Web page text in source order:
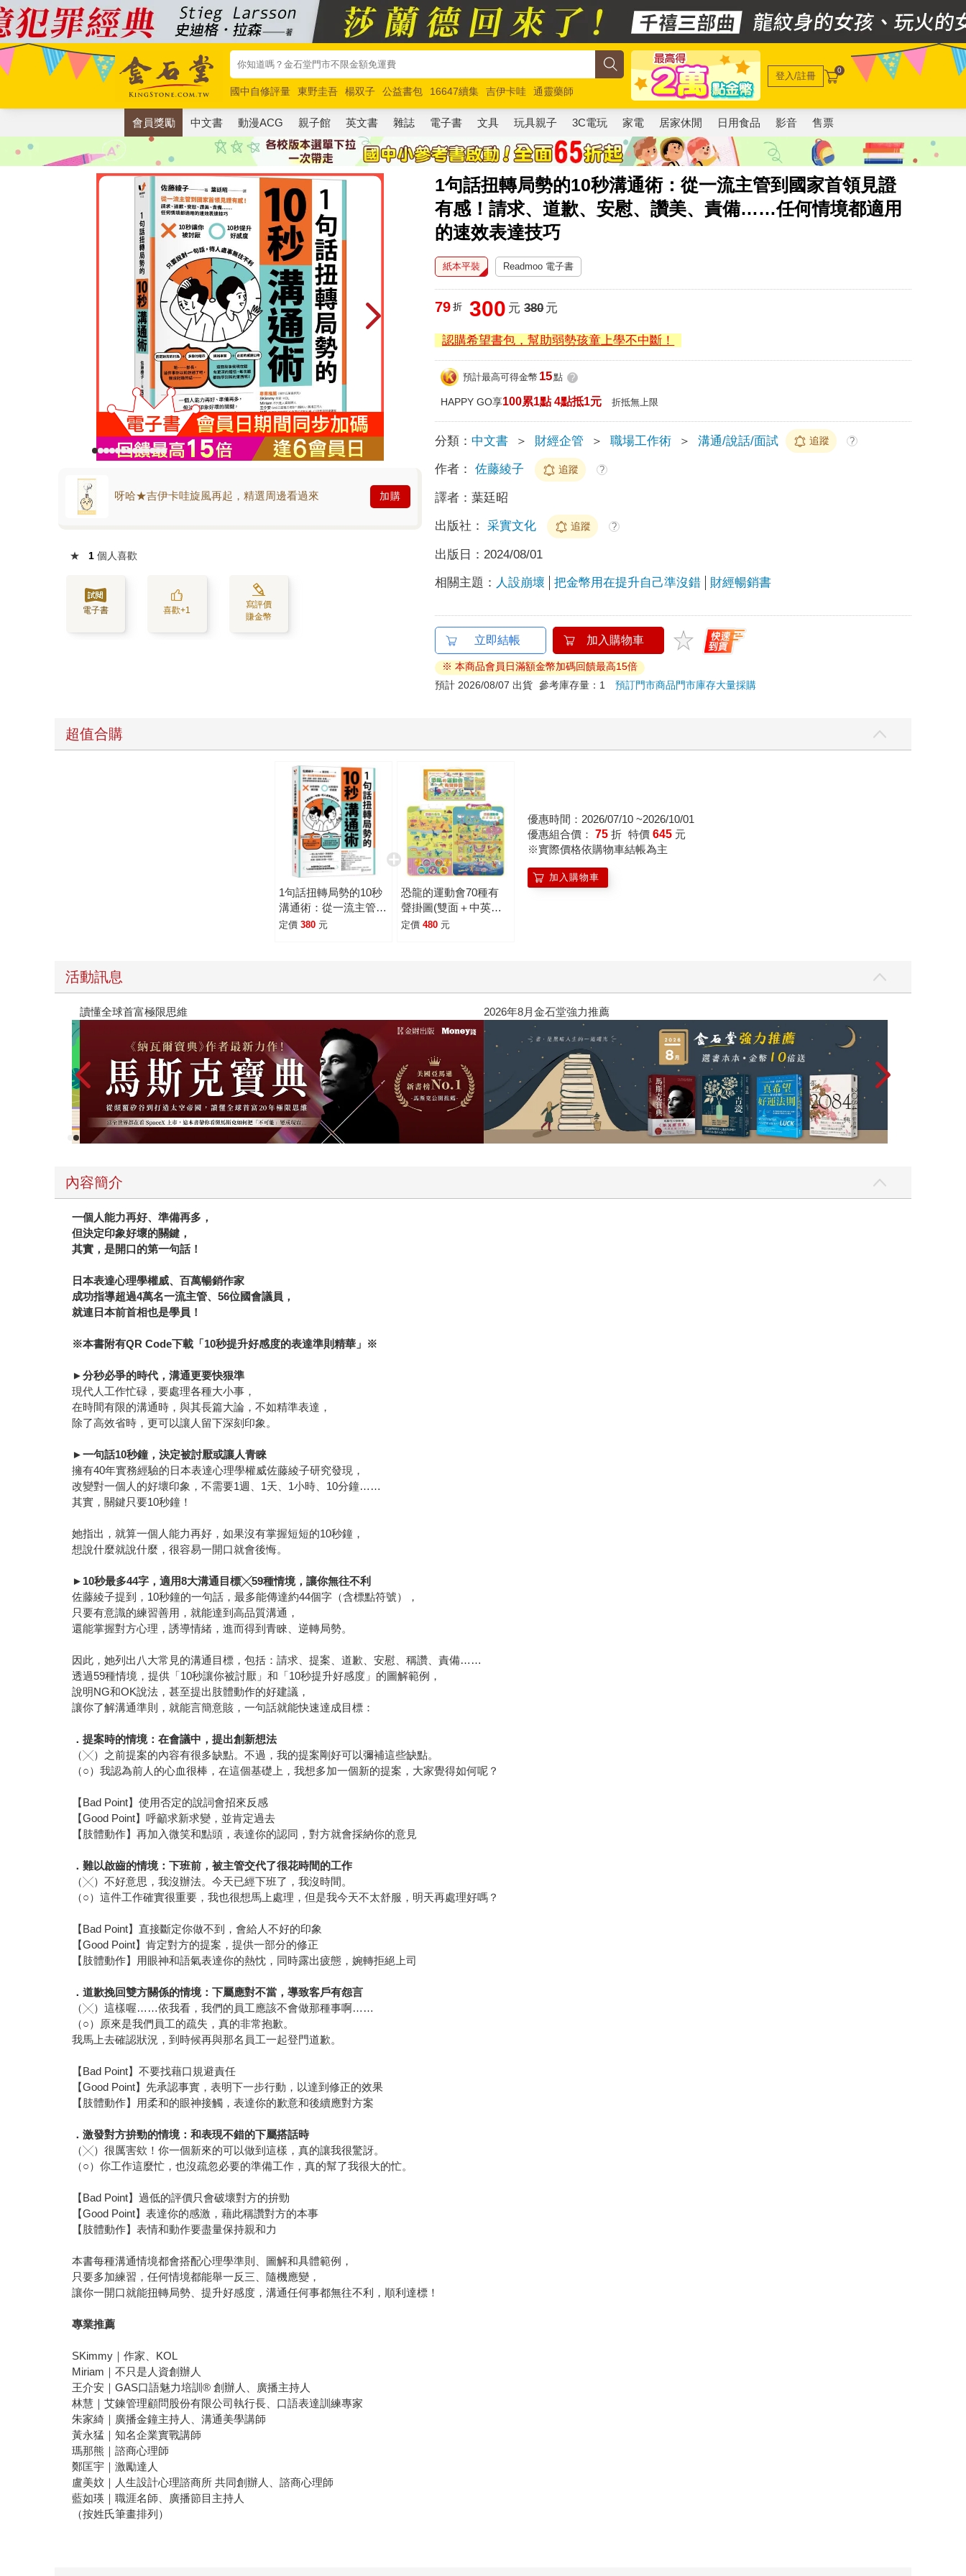
國中自修評量 東野圭吾 楊双子 公益書包 16647續集 吉伊卡哇
通靈藥師
唯紅花綻放
奧德賽 路邊攤新作 馬斯克 玩具總動員5 超慢跑
登入/註冊 0
會員獎勵 中文書 動漫ACG 親子館 英文書 雜誌 電子書 文具 玩具親子 3C電玩 家電 居家休閒 日用食品 影音 售票
1句話扭轉局勢的10秒溝通術：從一流主管到國家首領見證
有感！請求、道歉、安慰、讚美、責備……任何情境都適用
的速效表達技巧
呀哈★吉伊卡哇旋風再起，精選周邊看過來 加購
★ 1 個人喜歡
電子書 喜歡+1
寫評價
賺金幣
紙本平裝 Readmoo 電子書
79 折 300 元 380元
認購希望書包，幫助弱勢孩童上學不中斷！
預計最高可得金幣 15點 ?
HAPPY GO享100累1點 4點抵1元 折抵無上限
分類： 中文書 ＞ 財經企管 ＞ 職場工作術 ＞ 溝通/說話/面試 追蹤 ?
作者： 佐藤綾子 追蹤 ?
譯者：葉廷昭
出版社： 采實文化 追蹤 ?
出版日： 2024/08/01
相關主題： 人設崩壞 把金幣用在提升自己準沒錯 財經暢銷書
立即結帳 加入購物車
※ 本商品會員日滿額金幣加碼回饋最高15倍
預計 2026/08/07 出貨 參考庫存量：1預訂門市商品門市庫存大量採購
超值合購
1句話扭轉局勢的10秒
溝通術：從一流主管到
國家首領見證有感！請
定價 380 元
恐龍的運動會70種有
聲掛圖(雙面＋中英文
單字)(2合1)
定價 480 元
優惠時間：2026/07/10 ~2026/10/01
優惠組合價： 75 折 特價 645 元
※實際價格依購物車結帳為主
加入購物車
活動訊息
讀懂全球首富極限思維 2026年8月金石堂強力推薦
內容簡介
一個人能力再好、準備再多，
但決定印象好壞的關鍵，
其實，是開口的第一句話！
日本表達心理學權威、百萬暢銷作家
成功指導超過4萬名一流主管、56位國會議員，
就連日本前首相也是學員！
※本書附有QR Code下載「10秒提升好感度的表達準則精華」※
►分秒必爭的時代，溝通更要快狠準
現代人工作忙碌，要處理各種大小事，
在時間有限的溝通時，與其長篇大論，不如精準表達，
除了高效省時，更可以讓人留下深刻印象。
►一句話10秒鐘，決定被討厭或讓人青睞
擁有40年實務經驗的日本表達心理學權威佐藤綾子研究發現，
改變對一個人的好壞印象，不需要1週、1天、1小時、10分鐘……
其實，關鍵只要10秒鐘！
她指出，就算一個人能力再好，如果沒有掌握短短的10秒鐘，
想說什麼就說什麼，很容易一開口就會後悔。
► 10秒最多44字，適用8大溝通目標╳59種情境，讓你無往不利
佐藤綾子提到，10秒鐘的一句話，最多能傳達約44個字（含標點符號），
只要有意識的練習善用，就能達到高品質溝通，
還能掌握對方心理，誘導情緒，進而得到青睞、逆轉局勢。
因此，她列出八大常見的溝通目標，包括：請求、提案、道歉、安慰、稱讚、責備……
透過59種情境，提供「10秒讓你被討厭」和「10秒提升好感度」的圖解範例，
說明NG和OK說法，甚至提出肢體動作的好建議，
讓你了解溝通準則，就能言簡意賅，一句話就能快速達成目標：
．提案時的情境：在會議中，提出創新想法
（╳）之前提案的內容有很多缺點。不過，我的提案剛好可以彌補這些缺點。
（○）我認為前人的心血很棒，在這個基礎上，我想多加一個新的提案，大家覺得如何呢？
【Bad Point】使用否定的說詞會招來反感
【Good Point】呼籲求新求變，並肯定過去
【肢體動作】再加入微笑和點頭，表達你的認同，對方就會採納你的意見
．難以啟齒的情境：下班前，被主管交代了很花時間的工作
（╳）不好意思，我沒辦法。今天已經下班了，我沒時間。
（○）這件工作確實很重要，我也很想馬上處理，但是我今天不太舒服，明天再處理好嗎？
【Bad Point】直接斷定你做不到，會給人不好的印象
【Good Point】肯定對方的提案，提供一部分的修正
【肢體動作】用眼神和語氣表達你的熱忱，同時露出疲態，婉轉拒絕上司
．道歉挽回雙方關係的情境：下屬應對不當，導致客戶有怨言
（╳）這樣喔……依我看，我們的員工應該不會做那種事啊……
（○）原來是我們員工的疏失，真的非常抱歉。
我馬上去確認狀況，到時候再與那名員工一起登門道歉。
【Bad Point】不要找藉口規避責任
【Good Point】先承認事實，表明下一步行動，以達到修正的效果
【肢體動作】用柔和的眼神接觸，表達你的歉意和後續應對方案
．激發對方拚勁的情境：和表現不錯的下屬搭話時
（╳）很厲害欸！你一個新來的可以做到這樣，真的讓我很驚訝。
（○）你工作這麼忙，也沒疏忽必要的準備工作，真的幫了我很大的忙。
【Bad Point】過低的評價只會破壞對方的拚勁
【Good Point】表達你的感激，藉此稱讚對方的本事
【肢體動作】表情和動作要盡量保持親和力
本書每種溝通情境都會搭配心理學準則、圖解和具體範例，
只要多加練習，任何情境都能舉一反三、隨機應變，
讓你一開口就能扭轉局勢、提升好感度，溝通任何事都無往不利，順利達標！
專業推薦
SKimmy｜作家、KOL
Miriam｜不只是人資創辦人
王介安｜GAS口語魅力培訓® 創辦人、廣播主持人
林慧｜艾鍊管理顧問股份有限公司執行長、口語表達訓練專家
朱家綺｜廣播金鐘主持人、溝通美學講師
黃永猛｜知名企業實戰講師
瑪那熊｜諮商心理師
鄭匡宇｜激勵達人
盧美妏｜人生設計心理諮商所 共同創辦人、諮商心理師
藍如瑛｜職涯名師、廣播節目主持人
（按姓氏筆畫排列）